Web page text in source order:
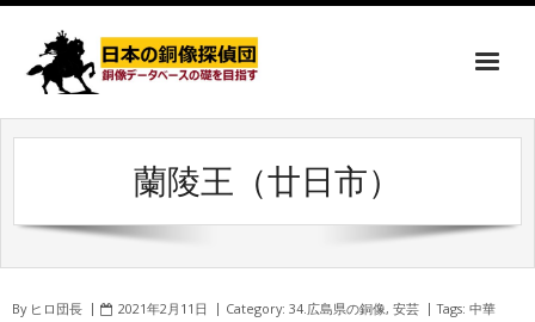
蘭陵王（廿日市）
By ヒロ団長 2021年2月11日 Category: 34.広島県の銅像, 安芸 Tags: 中華